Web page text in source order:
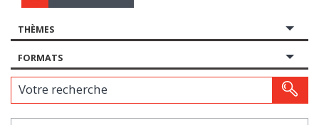
THÈMES
FORMATS
Votre recherche